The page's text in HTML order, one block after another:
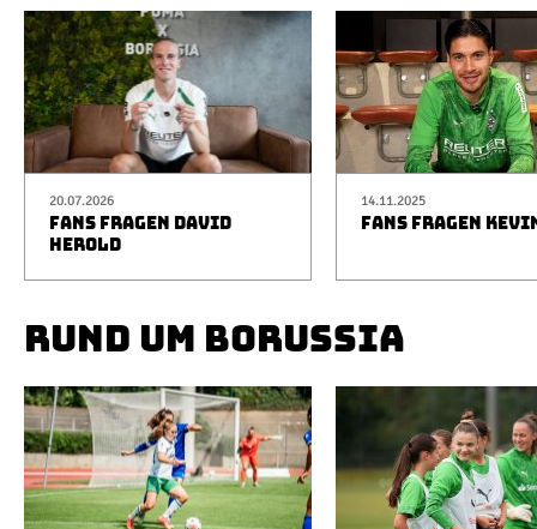
20.07.2026
FANS FRAGEN DAVID
HEROLD
14.11.2025
FANS FRAGEN
RUND UM BORUSSIA